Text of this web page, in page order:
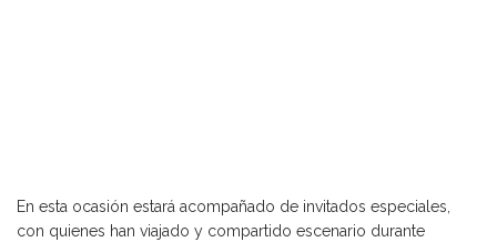
En esta ocasión estará acompañado de invitados especiales,
con quienes han viajado y compartido escenario durante